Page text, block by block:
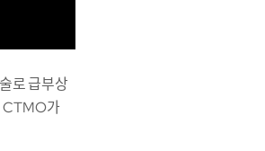
로 급부상
CTMO가